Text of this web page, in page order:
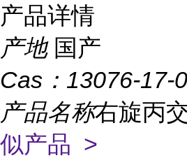
产品详情
产地 国产
Cas： 13076-17-0
产品名称右旋丙
似产品 >